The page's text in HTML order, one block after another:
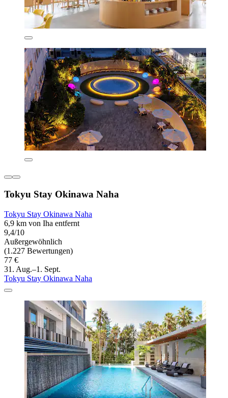
Tokyu Stay Okinawa Naha
Tokyu Stay Okinawa Naha
6,9 km von Iha entfernt
9,4/10
Außergewöhnlich
(1.227 Bewertungen)
77 €
31. Aug.–1. Sept.
Tokyu Stay Okinawa Naha